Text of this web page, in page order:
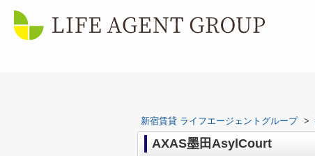
新宿賃貸 ライフエージェントグループ >
AXAS墨田AsylCourt